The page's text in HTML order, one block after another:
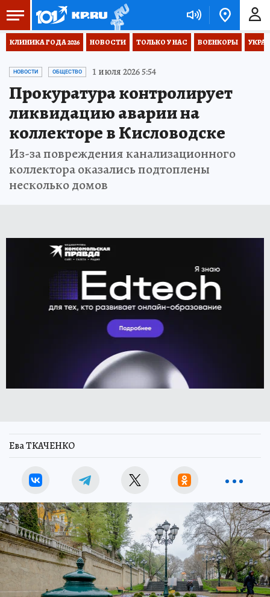
КЛИНИКА ГОДА 2026 НОВОСТИ ТОЛЬКО У НАС ВОЕНКОРЫ
НОВОСТИ ОБЩЕСТВО 1 июля 2026 5:54
Прокуратура контролирует
ликвидацию аварии на
коллекторе в Кисловодске
Из-за повреждения канализационного
коллектора оказались подтоплены
несколько домов
Ева ТКАЧЕНКО